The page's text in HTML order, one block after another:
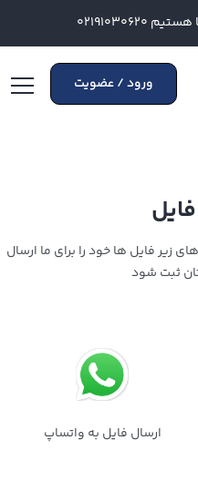
ورود / عضویت
زیر فایل ها خود را برای ما ارسال
ثبت شود
ارسال فایل به واتساپ